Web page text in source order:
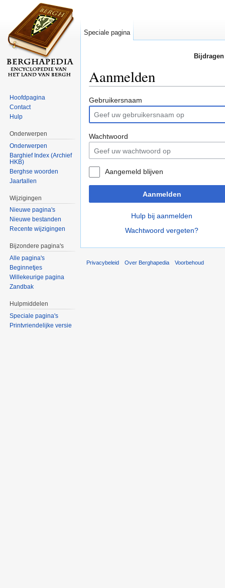
Aanmelden
Gebruikersnaam
Wachtwoord
Aangemeld blijven
Aanmelden
Hulp bij aanmelden
Wachtwoord vergeten?
Speciale pagina
Hoofdpagina
Contact
Hulp
Onderwerpen
Onderwerpen
Barghief Index (Archief
HKB)
Berghse woorden
Jaartallen
Wijzigingen
Nieuwe pagina's
Nieuwe bestanden
Recente wijzigingen
Bijzondere pagina's
Alle pagina's
Beginnetjes
Willekeurige pagina
Zandbak
Hulpmiddelen
Speciale pagina's
Printvriendelijke versie
Privacybeleid Over Berghapedia Voorbehoud